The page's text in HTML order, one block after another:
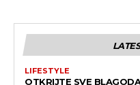
LIFESTYLE
OTKRIJTE SVE